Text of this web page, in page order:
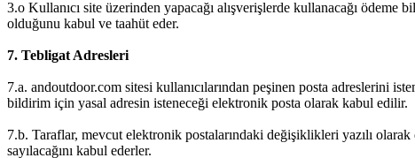
3.o Kullanıcı site üzerinden yapacağı alışverişlerde kullanacağı
olduğunu kabul ve taahüt eder.
7. Tebligat Adresleri
7.a. andoutdoor.com sitesi kullanıcılarından peşinen posta adreslerini
bildirim için yasal adresin isteneceği elektronik posta olarak kabul edilir.
7.b. Taraflar, mevcut elektronik postalarındaki değişiklikleri yazılı
sayılacağını kabul ederler.